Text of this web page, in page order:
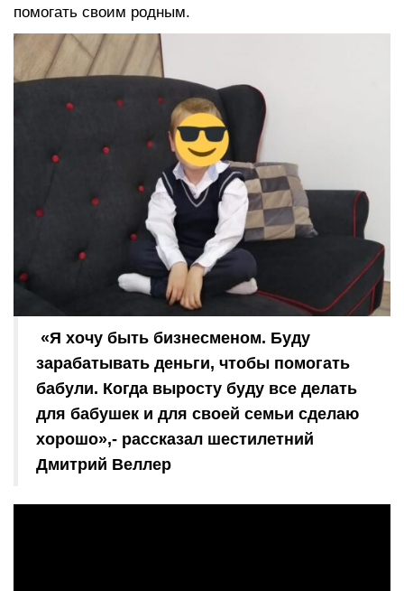
помогать своим родным.
«Я хочу быть бизнесменом. Буду
зарабатывать деньги, чтобы помогать
бабули. Когда выросту буду все делать
для бабушек и для своей семьи сделаю
хорошо»,- рассказал шестилетний
Дмитрий Веллер